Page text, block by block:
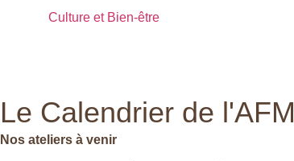
Culture et Bien-être
Le Calendrier de l'AFM
Nos ateliers à venir